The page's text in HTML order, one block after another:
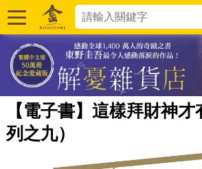
【電子書】這樣拜財神
列之九）